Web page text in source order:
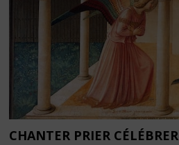
CHANTER PRIER CÉLÉBRER